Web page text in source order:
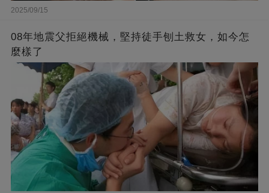
2025/09/15
08年地震父拒絕機械，堅持徒手刨土救女，如今怎
麼樣了